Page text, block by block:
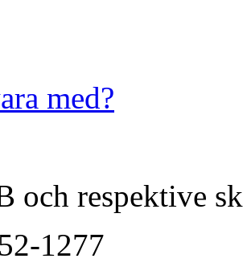
med?
och respektive
1277